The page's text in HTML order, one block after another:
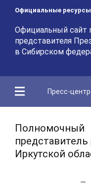
Официальные ресурсы
Официальный сайт
представителя
в Сибирском
Пресс-центр
Полномочный
представитель
Иркутской